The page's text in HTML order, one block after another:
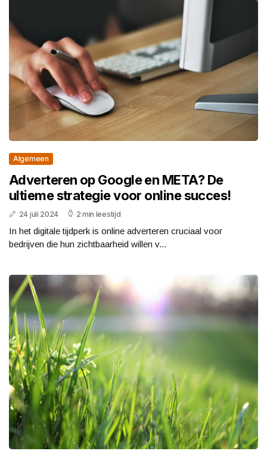
Algemeen
Adverteren op Google en META? De
ultieme strategie voor online succes!
24 juli 2024 2 min leestijd
In het digitale tijdperk is online adverteren cruciaal voor
bedrijven die hun zichtbaarheid willen v...